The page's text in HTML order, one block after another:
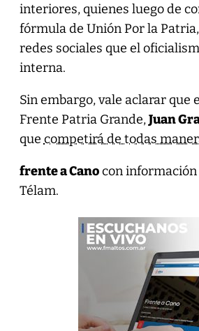
interiores, quienes luego de
fórmula de Unión Por la
redes sociales que el
interna.
Sin embargo, vale aclarar que
Frente Patria Grande,Juan
que competirá de todas
frente a Canocon información
Télam.